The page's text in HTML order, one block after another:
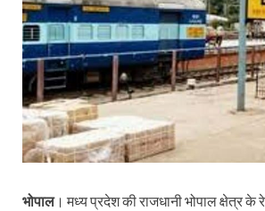
भोपाल। मध्य प्रदेश की राजधानी भोपाल क्षेत्र